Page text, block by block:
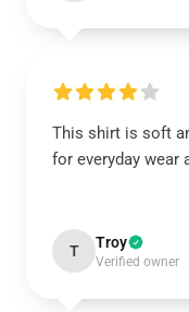
This shirt is soft
for everyday wear
T Troy
Verified owner